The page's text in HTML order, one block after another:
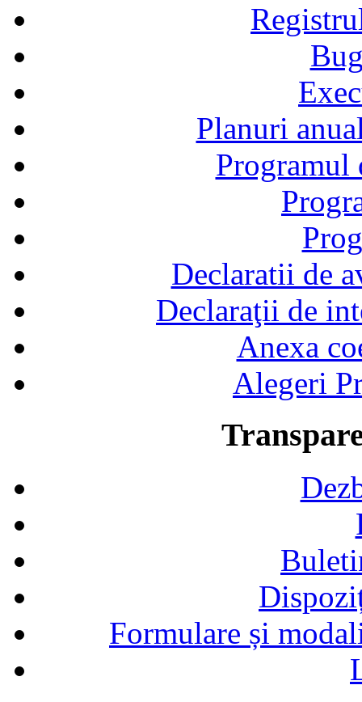
Planuri
Declaratii de
Declaraţii de
Anexa
Alegeri
Formulare și